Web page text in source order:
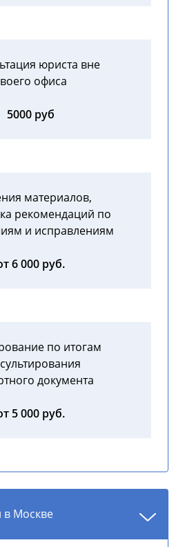
юриста вне
офиса
5000 руб
материалов,
рекомендаций по
и исправлениям
6 000 руб.
по итогам
документа
5 000 руб.
в Москве